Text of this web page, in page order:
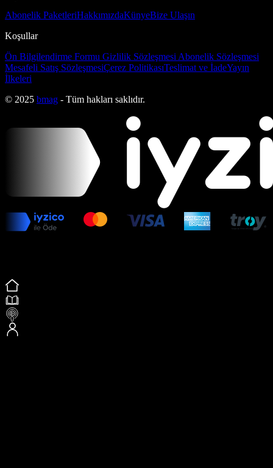
Abonelik PaketleriHakkımızdaKünyeBize Ulaşın
Koşullar
Ön Bilgilendirme Formu Gizlilik Sözleşmesi Abonelik Sözleşmesi
Mesafeli Satış SözleşmesiÇerez PolitikasıTeslimat ve İadeYayın
İlkeleri
© 2025 bmag - Tüm hakları saklıdır.